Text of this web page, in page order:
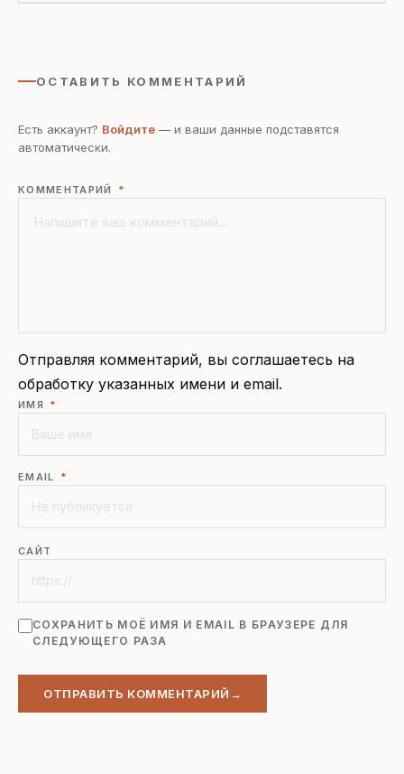
ОСТАВИТЬ КОММЕНТАРИЙ
Есть аккаунт? Войдите — и ваши данные подставятся
автоматически.
КОММЕНТАРИЙ *
Отправляя комментарий, вы соглашаетесь на
обработку указанных имени и email.
ИМЯ *
EMAIL *
САЙТ
СОХРАНИТЬ МОЁ ИМЯ И EMAIL В БРАУЗЕРЕ ДЛЯ
СЛЕДУЮЩЕГО РАЗА
ОТПРАВИТЬ КОММЕНТАРИЙ